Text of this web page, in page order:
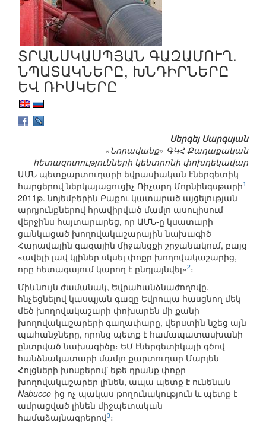
ՏՐԱՆՍԿԱՍՊՅԱՆ ԳԱԶԱՄՈՒՂ.
ՆՊԱՏԱԿՆԵՐԸ, ԽՆԴԻՐՆԵՐԸ
ԵՎ ՌԻՍԿԵՐԸ
Սերգեյ Սարգսյան
«Նորավանք» ԳԿՀ Քաղաքական
հետազոտությունների կենտրոնի փոխղեկավար
ԱՄՆ պետքարտուղարի եվրասիական էներգետիկ
հարցերով ներկայացուցիչ Ռիչարդ Մորնինգսթարի1
2011թ. նոյեմբերին Բաքու կատարած այցելության
արդյունքներով հրավիրված մամլո ասուլիսում
վերջինս հայտարարեց, որ ԱՄՆ-ը կսատարի
ցանկացած խողովակաշարային նախագիծ
Հարավային գազային միջանցքի շրջանակում, բայց
«ավելի լավ կլիներ սկսել փոքր խողովակաշարից,
որը հետագայում կարող է ընդլայնվել»2։
Միևնույն ժամանակ, Եվրահանձնաժողովը,
հնչեցնելով կասպյան գազը Եվրոպա հասցնող մեկ
մեծ խողովակաշարի փոխարեն մի քանի
խողովակաշարերի գաղափարը, վերստին նշեց այն
պահանջները, որոնց պետք է համապատասխանի
ընտրված նախագիծը։ ԵՄ էներգետիկայի գծով
հանձնակատարի մամլո քարտուղար Մարլեն
Հոլցների խոսքերով՝ եթե դրանք փոքր
խողովակաշարեր լինեն, ապա պետք է ունենան
Nabucco-ից ոչ պակաս թողունակություն և պետք է
ամրացված լինեն միջպետական
համաձայնագրերով3։